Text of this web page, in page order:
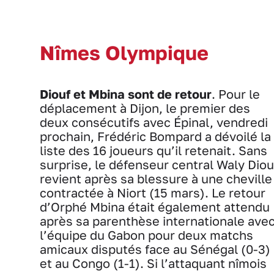
Nîmes Olympique
Diouf et Mbina sont de retour. Pour le
déplacement à Dijon, le premier des
deux consécutifs avec Épinal, vendredi
prochain, Frédéric Bompard a dévoilé la
liste des 16 joueurs qu’il retenait. Sans
surprise, le défenseur central Waly
revient après sa blessure à une cheville
contractée à Niort (15 mars). Le retour
d’Orphé Mbina était également attendu
après sa parenthèse internationale
l’équipe du Gabon pour deux matchs
amicaux disputés face au Sénégal (0-3)
et au Congo (1-1). Si l’attaquant nîmois